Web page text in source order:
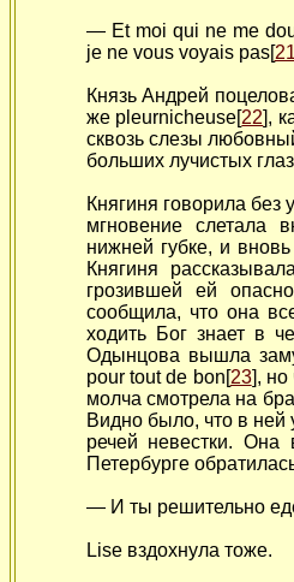
— Et moi qui ne me
je ne vous voyais pas[21
КнязьАндрей
же pleurnicheuse[22],
сквозь слезы
больших лучистых
Княгиня говорила без
мгновение слетала
нижней губке, и
Княгиня
грозившей ей
сообщила, что она
ходить Бог знает в
Одынцова вышла
pour tout de bon[23], но
молча смотрела на
Видно было, что в ней
речей невестки.
Петербурге
— И ты решительно
Lise вздохнула тоже.